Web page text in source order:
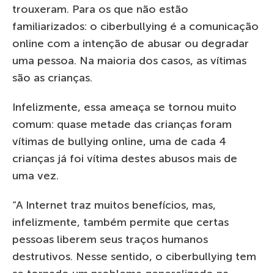
trouxeram. Para os que não estão
familiarizados: o ciberbullying é a comunicação
online com a intenção de abusar ou degradar
uma pessoa. Na maioria dos casos, as vítimas
são as crianças.
Infelizmente, essa ameaça se tornou muito
comum: quase metade das crianças foram
vítimas de bullying online, uma de cada 4
crianças já foi vítima destes abusos mais de
uma vez.
“A Internet traz muitos benefícios, mas,
infelizmente, também permite que certas
pessoas liberem seus traços humanos
destrutivos. Nesse sentido, o ciberbullying tem